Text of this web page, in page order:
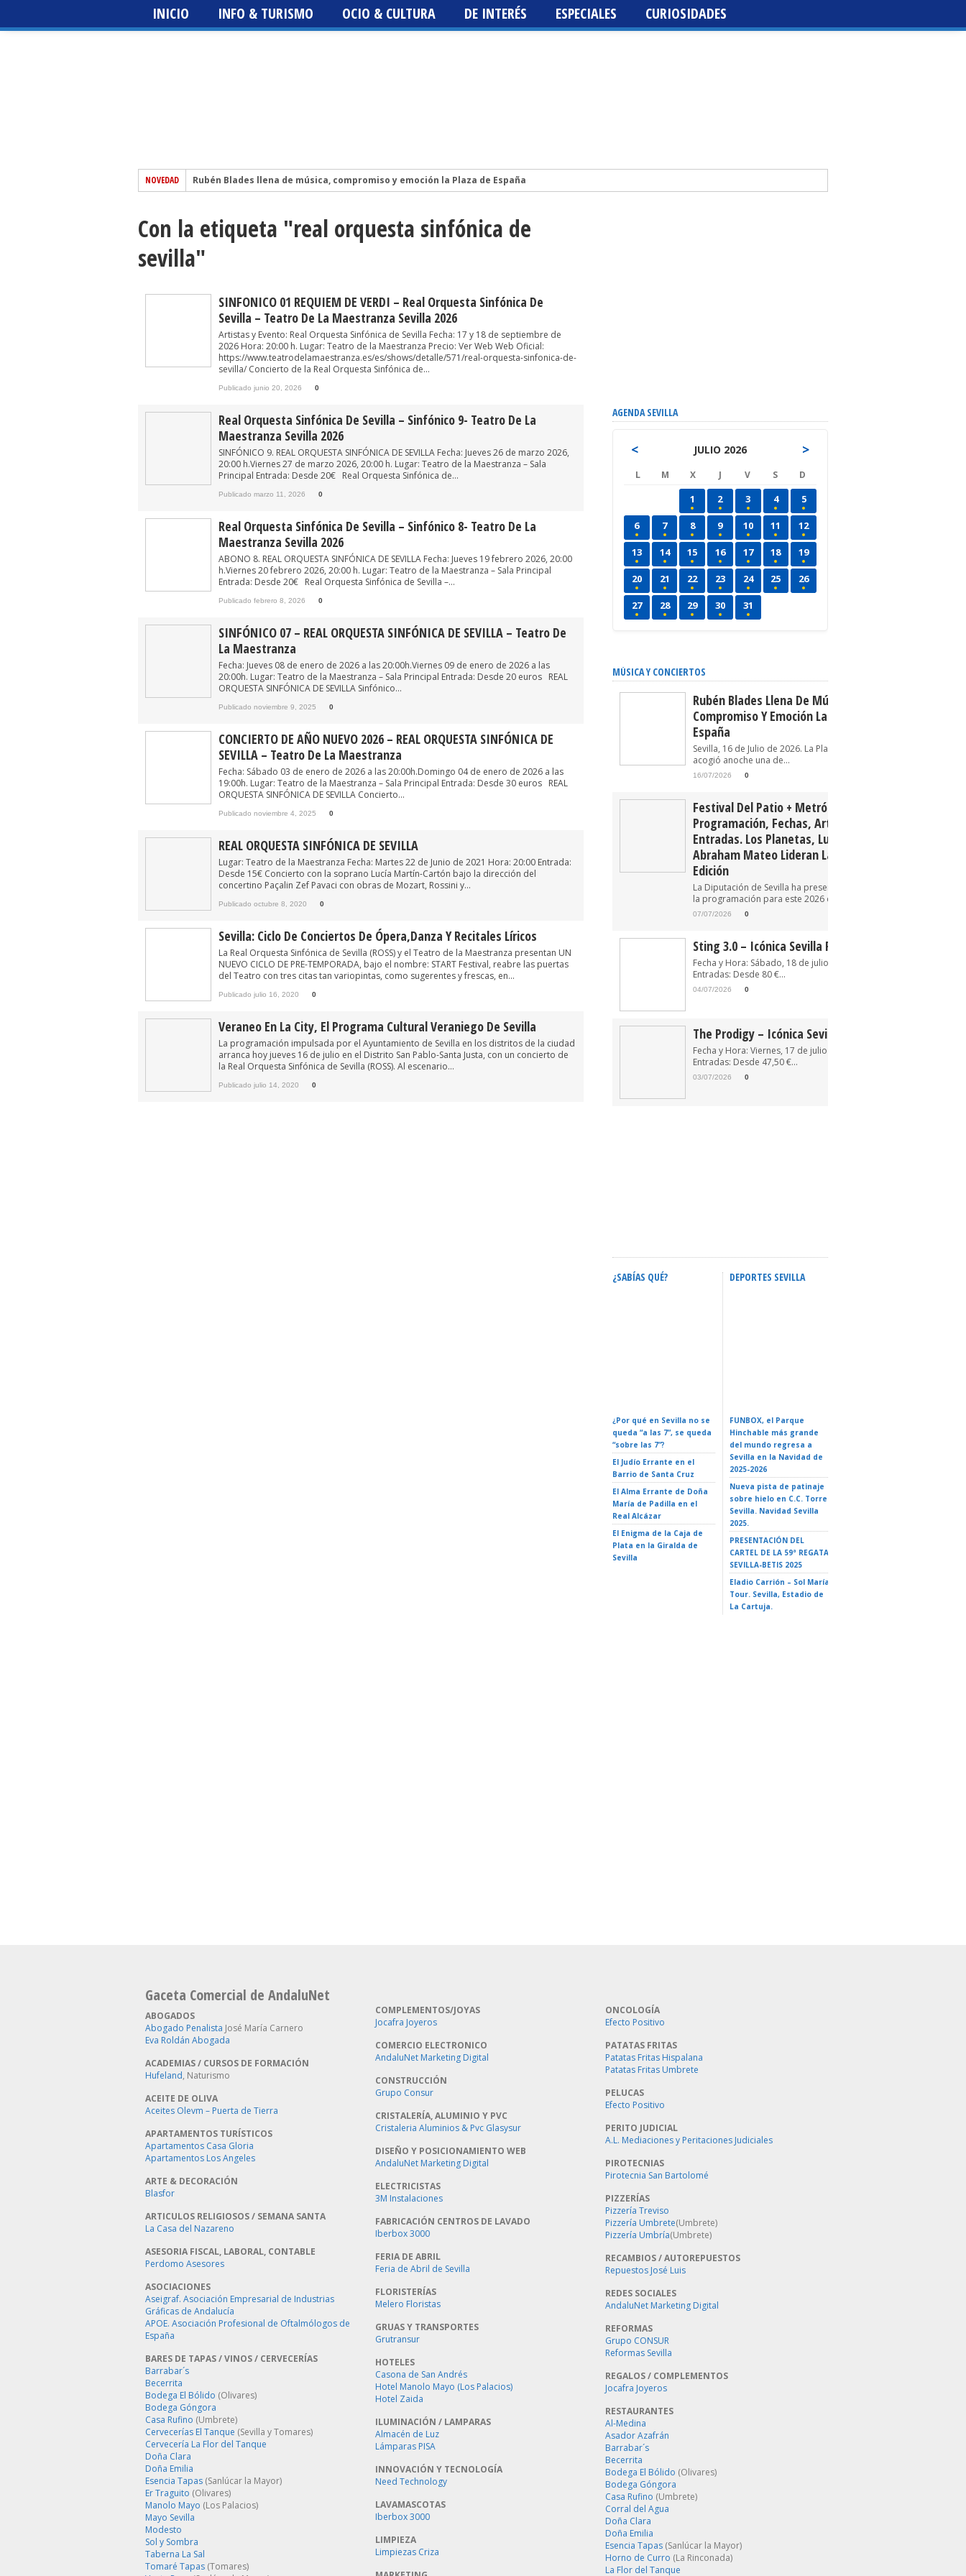
INICIO INFO & TURISMO OCIO & CULTURA DE INTERÉS ESPECIALES CURIOSIDADES
NOVEDAD
Rubén Blades llena de música, compromiso y emoción la Plaza de España
Festival del Patio + Metrópolis 2026. Programación, fechas, artistas y entradas. Los Planetas, Luz Casal y Abraham Mateo lideran la tercera
edición
Sting 3.0 – Icónica Sevilla Fest 2026
The Prodigy – Icónica Sevilla Fest 2026
Con la etiqueta "real orquesta sinfónica de
sevilla"
SINFONICO 01 REQUIEM DE VERDI – Real Orquesta Sinfónica De
Sevilla – Teatro De La Maestranza Sevilla 2026
Artistas y Evento: Real Orquesta Sinfónica de Sevilla Fecha: 17 y 18 de septiembre de
2026 Hora: 20:00 h. Lugar: Teatro de la Maestranza Precio: Ver Web Web Oficial:
https://www.teatrodelamaestranza.es/es/shows/detalle/571/real-orquesta-sinfonica-de-
sevilla/ Concierto de la Real Orquesta Sinfónica de...
Publicado junio 20, 2026 0
Real Orquesta Sinfónica De Sevilla – Sinfónico 9- Teatro De La
Maestranza Sevilla 2026
SINFÓNICO 9. REAL ORQUESTA SINFÓNICA DE SEVILLA Fecha: Jueves 26 de marzo 2026,
20:00 h.Viernes 27 de marzo 2026, 20:00 h. Lugar: Teatro de la Maestranza – Sala
Principal Entrada: Desde 20€ Real Orquesta Sinfónica de...
Publicado marzo 11, 2026 0
Real Orquesta Sinfónica De Sevilla – Sinfónico 8- Teatro De La
Maestranza Sevilla 2026
ABONO 8. REAL ORQUESTA SINFÓNICA DE SEVILLA Fecha: Jueves 19 febrero 2026, 20:00
h.Viernes 20 febrero 2026, 20:00 h. Lugar: Teatro de la Maestranza – Sala Principal
Entrada: Desde 20€ Real Orquesta Sinfónica de Sevilla –...
Publicado febrero 8, 2026 0
SINFÓNICO 07 – REAL ORQUESTA SINFÓNICA DE SEVILLA – Teatro De
La Maestranza
Fecha: Jueves 08 de enero de 2026 a las 20:00h.Viernes 09 de enero de 2026 a las
20:00h. Lugar: Teatro de la Maestranza – Sala Principal Entrada: Desde 20 euros REAL
ORQUESTA SINFÓNICA DE SEVILLA Sinfónico...
Publicado noviembre 9, 2025 0
CONCIERTO DE AÑO NUEVO 2026 – REAL ORQUESTA SINFÓNICA DE
SEVILLA – Teatro De La Maestranza
Fecha: Sábado 03 de enero de 2026 a las 20:00h.Domingo 04 de enero de 2026 a las
19:00h. Lugar: Teatro de la Maestranza – Sala Principal Entrada: Desde 30 euros REAL
ORQUESTA SINFÓNICA DE SEVILLA Concierto...
Publicado noviembre 4, 2025 0
REAL ORQUESTA SINFÓNICA DE SEVILLA
Lugar: Teatro de la Maestranza Fecha: Martes 22 de Junio de 2021 Hora: 20:00 Entrada:
Desde 15€ Concierto con la soprano Lucía Martín-Cartón bajo la dirección del
concertino Paçalin Zef Pavaci con obras de Mozart, Rossini y...
Publicado octubre 8, 2020 0
Sevilla: Ciclo De Conciertos De Ópera,danza Y Recitales Líricos
La Real Orquesta Sinfónica de Sevilla (ROSS) y el Teatro de la Maestranza presentan UN
NUEVO CICLO DE PRE-TEMPORADA, bajo el nombre: START Festival, reabre las puertas
del Teatro con tres citas tan variopintas, como sugerentes y frescas, en...
Publicado julio 16, 2020 0
Veraneo En La City, El Programa Cultural Veraniego De Sevilla
La programación impulsada por el Ayuntamiento de Sevilla en los distritos de la ciudad
arranca hoy jueves 16 de julio en el Distrito San Pablo-Santa Justa, con un concierto de
la Real Orquesta Sinfónica de Sevilla (ROSS). Al escenario...
Publicado julio 14, 2020 0
AGENDA SEVILLA
< JULIO 2026 >
L M X J V S D
1 2 3 4 5
6 7 8 9 10 11 12
13 14 15 16 17 18 19
20 21 22 23 24 25 26
27 28 29 30 31
MÚSICA Y CONCIERTOS
Rubén Blades Llena De Música,
Compromiso Y Emoción La Plaza De
España
Sevilla, 16 de Julio de 2026. La Plaza de España
acogió anoche una de...
16/07/2026 0
Festival Del Patio + Metrópolis 2026.
Programación, Fechas, Artistas Y
Entradas. Los Planetas, Luz Casal Y
Abraham Mateo Lideran La Tercera
Edición
La Diputación de Sevilla ha presentado oficialmente
la programación para este 2026 del Festival...
07/07/2026 0
Sting 3.0 – Icónica Sevilla Fest 2026
Fecha y Hora: Sábado, 18 de julio de 2026 22:30
Entradas: Desde 80 €...
04/07/2026 0
The Prodigy – Icónica Sevilla Fest 2026
Fecha y Hora: Viernes, 17 de julio de 2026 22:30
Entradas: Desde 47,50 €...
03/07/2026 0
¿SABÍAS QUÉ?
¿Por qué en Sevilla no se
queda “a las 7”, se queda
“sobre las 7”?
El Judío Errante en el
Barrio de Santa Cruz
El Alma Errante de Doña
María de Padilla en el
Real Alcázar
El Enigma de la Caja de
Plata en la Giralda de
Sevilla
DEPORTES SEVILLA
FUNBOX, el Parque
Hinchable más grande
del mundo regresa a
Sevilla en la Navidad de
2025-2026
Nueva pista de patinaje
sobre hielo en C.C. Torre
Sevilla. Navidad Sevilla
2025.
PRESENTACIÓN DEL
CARTEL DE LA 59ª REGATA
SEVILLA-BETIS 2025
Eladio Carrión – Sol María
Tour. Sevilla, Estadio de
La Cartuja.
Gaceta Comercial de AndaluNet
ABOGADOS
Abogado Penalista José María Carnero
Eva Roldán Abogada
ACADEMIAS / CURSOS DE FORMACIÓN
Hufeland, Naturismo
ACEITE DE OLIVA
Aceites Olevm – Puerta de Tierra
APARTAMENTOS TURÍSTICOS
Apartamentos Casa Gloria
Apartamentos Los Angeles
ARTE & DECORACIÓN
Blasfor
ARTICULOS RELIGIOSOS / SEMANA SANTA
La Casa del Nazareno
ASESORIA FISCAL, LABORAL, CONTABLE
Perdomo Asesores
ASOCIACIONES
Aseigraf. Asociación Empresarial de Industrias
Gráficas de Andalucía
APOE. Asociación Profesional de Oftalmólogos de
España
BARES DE TAPAS / VINOS / CERVECERÍAS
Barrabar´s
Becerrita
Bodega El Bólido (Olivares)
Bodega Góngora
Casa Rufino (Umbrete)
Cervecerías El Tanque (Sevilla y Tomares)
Cervecería La Flor del Tanque
Doña Clara
Doña Emilia
Esencia Tapas (Sanlúcar la Mayor)
Er Traguito (Olivares)
Manolo Mayo (Los Palacios)
Mayo Sevilla
Modesto
Sol y Sombra
Taberna La Sal
Tomaré Tapas (Tomares)
COMPLEMENTOS/JOYAS
Jocafra Joyeros
COMERCIO ELECTRONICO
AndaluNet Marketing Digital
CONSTRUCCIÓN
Grupo Consur
CRISTALERÍA, ALUMINIO Y PVC
Cristaleria Aluminios & Pvc Glasysur
DISEÑO Y POSICIONAMIENTO WEB
AndaluNet Marketing Digital
ELECTRICISTAS
3M Instalaciones
FABRICACIÓN CENTROS DE LAVADO
Iberbox 3000
FERIA DE ABRIL
Feria de Abril de Sevilla
FLORISTERÍAS
Melero Floristas
GRUAS Y TRANSPORTES
Grutransur
HOTELES
Casona de San Andrés
Hotel Manolo Mayo (Los Palacios)
Hotel Zaida
ILUMINACIÓN / LAMPARAS
Almacén de Luz
Lámparas PISA
INNOVACIÓN Y TECNOLOGÍA
Need Technology
LAVAMASCOTAS
Iberbox 3000
LIMPIEZA
Limpiezas Criza
ONCOLOGÍA
Efecto Positivo
PATATAS FRITAS
Patatas Fritas Hispalana
Patatas Fritas Umbrete
PELUCAS
Efecto Positivo
PERITO JUDICIAL
A.L. Mediaciones y Peritaciones Judiciales
PIROTECNIAS
Pirotecnia San Bartolomé
PIZZERÍAS
Pizzería Treviso
Pizzería Umbrete(Umbrete)
Pizzería Umbría(Umbrete)
RECAMBIOS / AUTOREPUESTOS
Repuestos José Luis
REDES SOCIALES
AndaluNet Marketing Digital
REFORMAS
Grupo CONSUR
Reformas Sevilla
REGALOS / COMPLEMENTOS
Jocafra Joyeros
RESTAURANTES
Al-Medina
Asador Azafrán
Barrabar´s
Becerrita
Bodega El Bólido (Olivares)
Bodega Góngora
Casa Rufino (Umbrete)
Corral del Agua
Doña Clara
Doña Emilia
Esencia Tapas (Sanlúcar la Mayor)
Horno de Curro (La Rinconada)
La Flor del Tanque